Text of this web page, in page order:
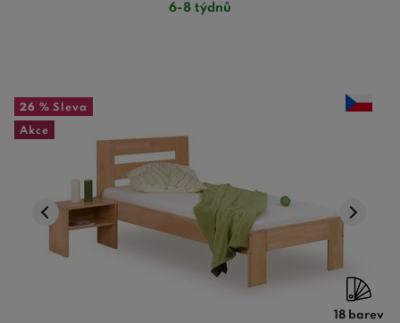
6-8 týdnů
26 % Sleva
Akce
18 barev